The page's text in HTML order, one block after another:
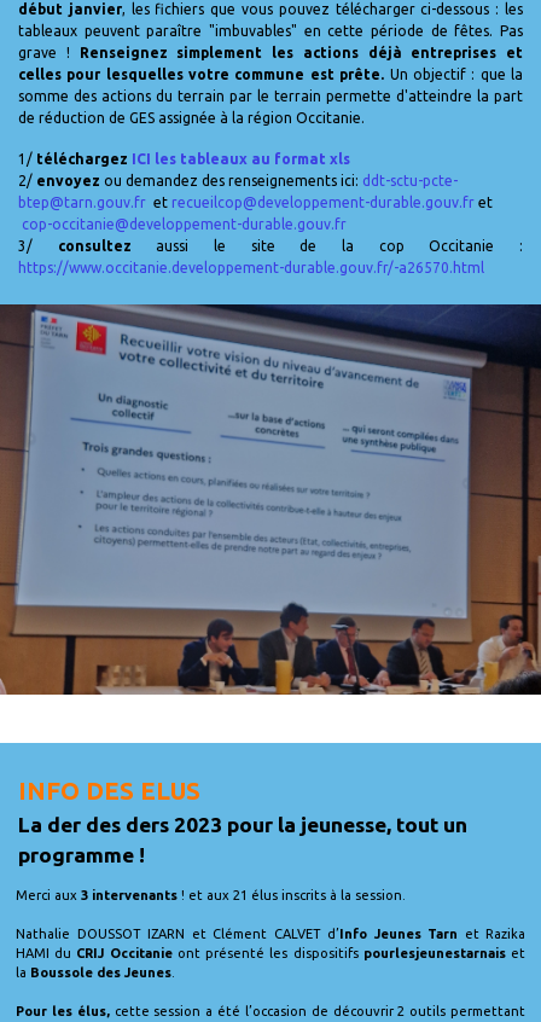
début janvier, les fichiers que vous pouvez télécharger ci-dessous : les
tableaux peuvent paraître "imbuvables" en cette période de fêtes. Pas
grave !
Renseignez simplement les actions déjà entreprises et
celles pour lesquelles votre commune est prête. Un objectif : que la
somme des actions du terrain par le terrain permette d'atteindre la part
de réduction de GES assignée à la région Occitanie.
1/ téléchargez ICI les tableaux au format xls
2/ envoyez ou demandez des renseignements ici: ddt-sctu-pcte-
btep@tarn.gouv.fr et recueilcop@developpement-durable.gouv.fr et
cop-occitanie@developpement-durable.gouv.fr
3/
consultez aussi le site de la cop Occitanie :
https://www.occitanie.developpement-durable.gouv.fr/-a26570.html
INFO DES ELUS
La der des ders 2023 pour la jeunesse, tout un
programme !
Merci aux 3 intervenants ! et aux 21 élus inscrits à la session.
Nathalie DOUSSOT IZARN et Clément CALVET d’Info Jeunes Tarn et Razika
HAMI du CRIJ Occitanieont présenté les dispositifs pourlesjeunestarnais et
la Boussole des Jeunes
Pour les élus,cette session a été l’occasion de découvrir 2 outils permettant